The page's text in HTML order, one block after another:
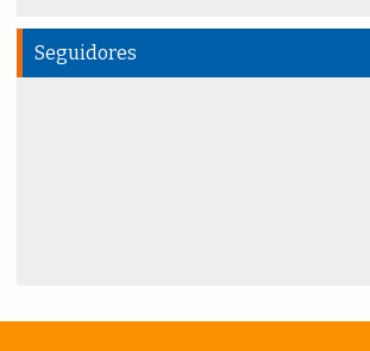
Seguidores